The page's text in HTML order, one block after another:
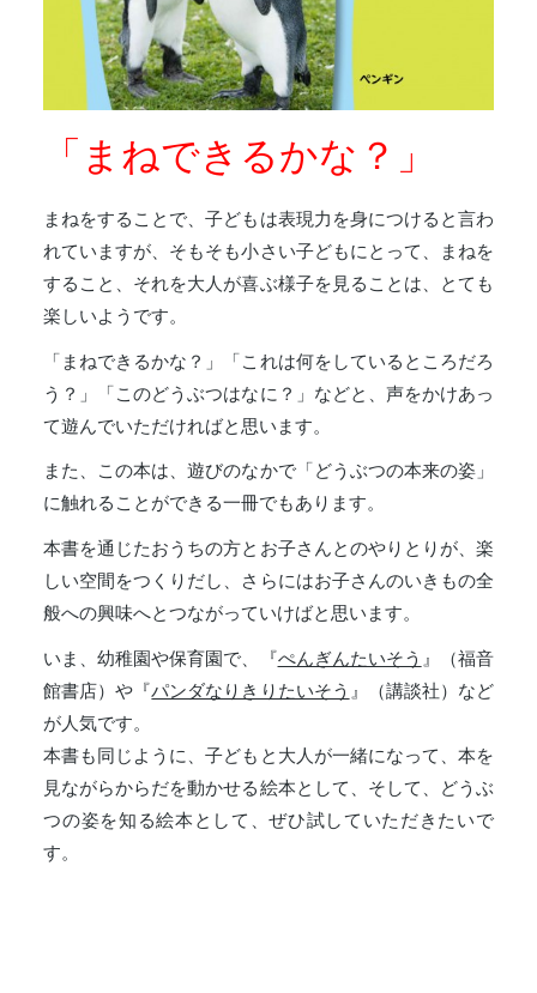
「まねできるかな？」
まねをすることで、子どもは表現力を身につけると言わ
れていますが、そもそも小さい子どもにとって、まねを
すること、それを大人が喜ぶ様子を見ることは、とても
楽しいようです。
「まねできるかな？」「これは何をしているところだろ
う？」「このどうぶつはなに？」などと、声をかけあっ
て遊んでいただければと思います。
また、この本は、遊びのなかで「どうぶつの本来の姿」
に触れることができる一冊でもあります。
本書を通じたおうちの方とお子さんとのやりとりが、楽
しい空間をつくりだし、さらにはお子さんのいきもの全
般への興味へとつながっていけばと思います。
いま、幼稚園や保育園で、『ぺんぎんたいそう 』（福音
館書店）や『パンダなりきりたいそう 』（講談社）など
が人気です。
本書も同じように、子どもと大人が一緒になって、本を
見ながらからだを動かせる絵本として、そして、どうぶ
つの姿を知る絵本として、ぜひ試していただきたいで
す。